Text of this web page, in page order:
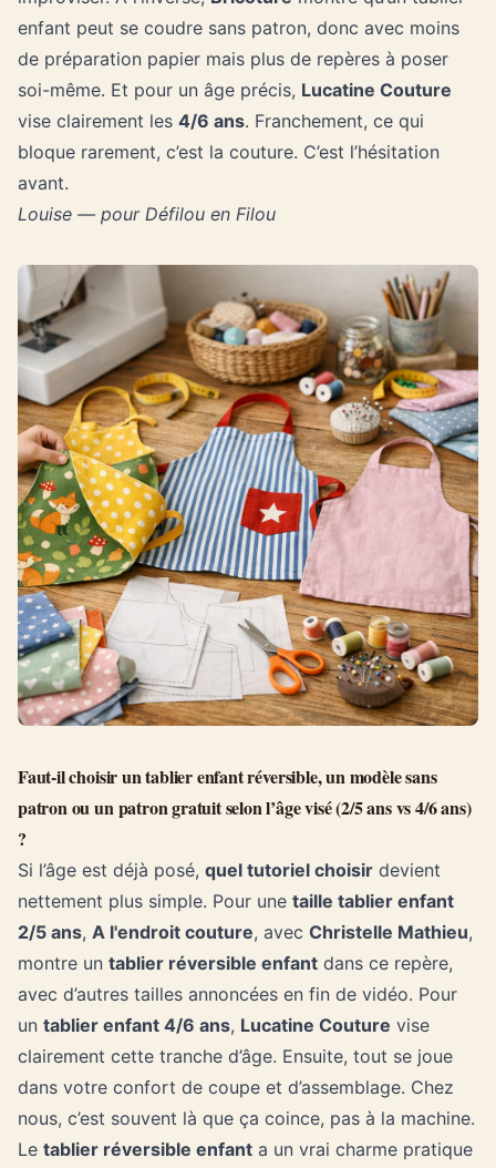
enfant peut se coudre sans patron, donc avec moins
de préparation papier mais plus de repères à poser
soi-même. Et pour un âge précis, Lucatine Couture
vise clairement les 4/6 ans. Franchement, ce qui
bloque rarement, c’est la couture. C’est l’hésitation
avant.
Louise — pour Défilou en Filou
Faut-il choisir un tablier enfant réversible, un modèle sans
patron ou un patron gratuit selon l’âge visé (2/5 ans vs 4/6 ans)
?
Si l’âge est déjà posé, quel tutoriel choisir devient
nettement plus simple. Pour une taille tablier enfant
2/5 ans, A l'endroit couture, avec Christelle Mathieu,
montre un tablier réversible enfant dans ce repère,
avec d’autres tailles annoncées en fin de vidéo. Pour
un tablier enfant 4/6 ans, Lucatine Couture vise
clairement cette tranche d’âge. Ensuite, tout se joue
dans votre confort de coupe et d’assemblage. Chez
nous, c’est souvent là que ça coince, pas à la machine.
Le tablier réversible enfant a un vrai charme pratique